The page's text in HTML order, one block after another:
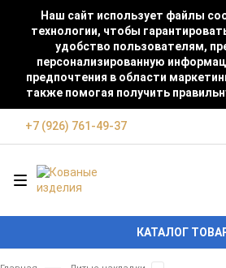
Наш сайт использует файлы
технологии, чтобы
удобство пользователям,
персонализированную
предпочтения в области
также помогая получить
+7 (926) 761-49-37
КАТАЛОГ